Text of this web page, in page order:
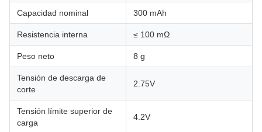
Capacidad nominal 300 mAh
Resistencia interna ≤ 100 mΩ
Peso neto 8 g
Tensión de descarga de
corte
2.75V
Tensión límite superior de
carga
4.2V